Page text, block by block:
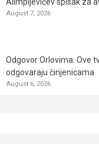
August 7, 2026
Odgovor Orlovima: ​Ove
odgovaraju činjenicama
August 6, 2026